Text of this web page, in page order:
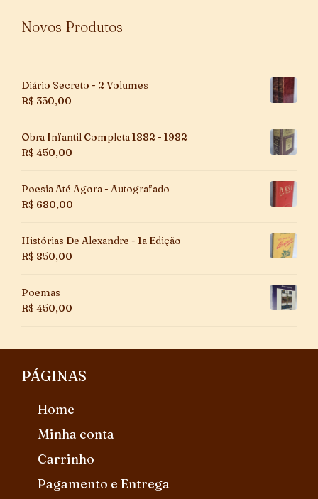
Novos Produtos
Diário Secreto - 2 Volumes
R$ 350,00
Obra Infantil Completa 1882 - 1982
R$ 450,00
Poesia Até Agora - Autografado
R$ 680,00
Histórias De Alexandre - 1a Edição
R$ 850,00
Poemas
R$ 450,00
PÁGINAS
Home
Minha conta
Carrinho
Pagamento e Entrega